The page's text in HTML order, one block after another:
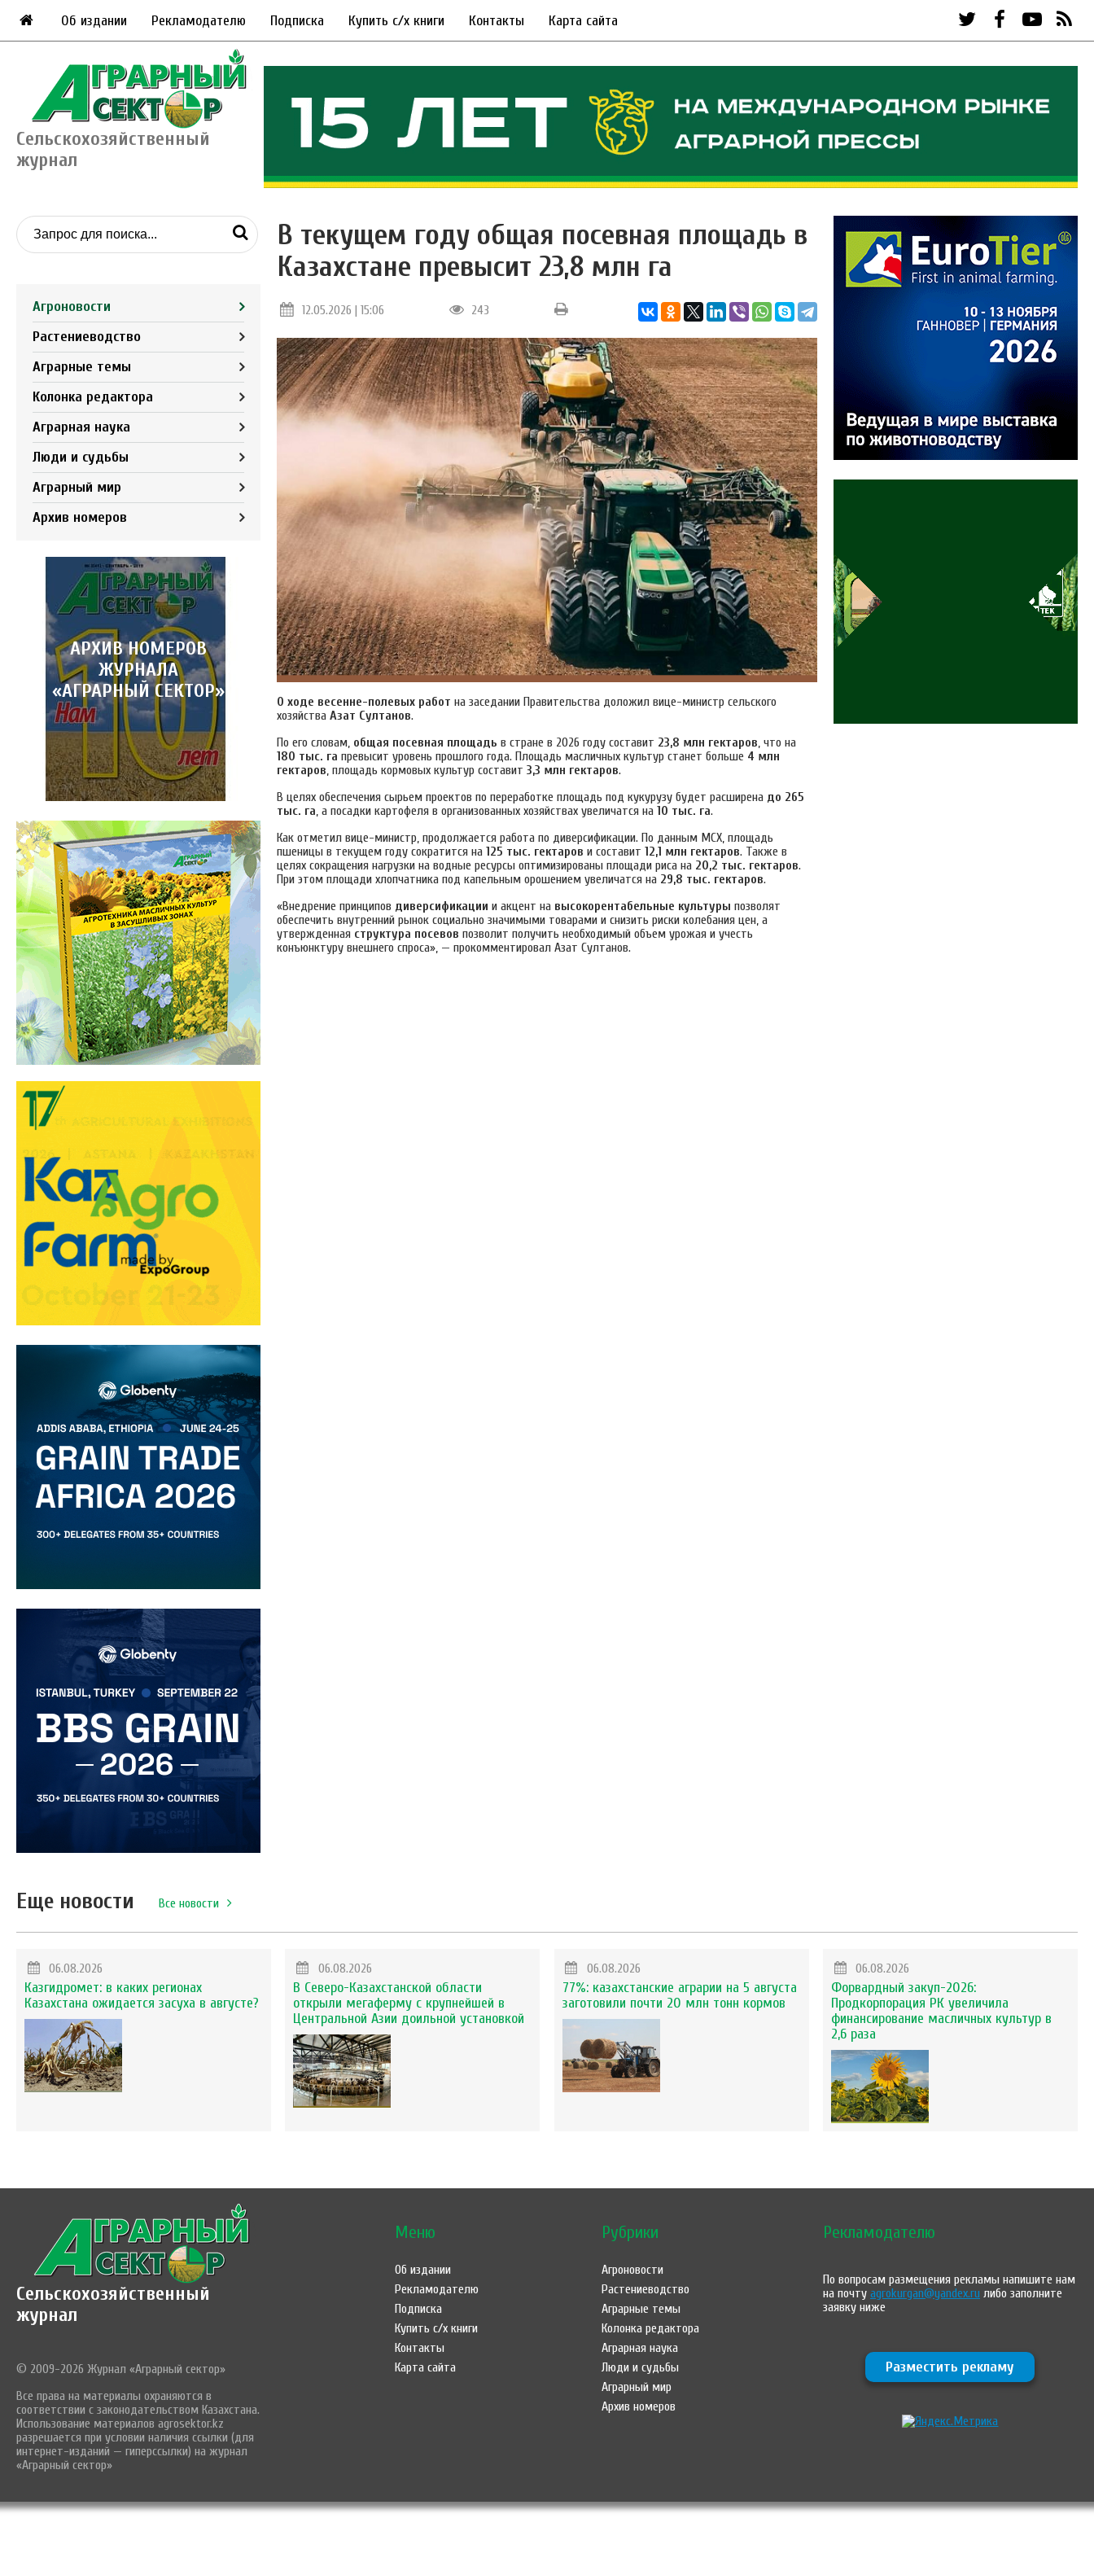
Об издании Рекламодателю Подписка Купить с/х книги Контакты Карта сайта
Сельскохозяйственный
журнал
Агроновости
Растениеводство
Аграрные темы
Колонка редактора
Аграрная наука
Люди и судьбы
Аграрный мир
Архив номеров
АРХИВ НОМЕРОВ
ЖУРНАЛА
«АГРАРНЫЙ СЕКТОР»
В текущем году общая посевная площадь в
Казахстане превысит 23,8 млн га
12.05.2026 | 15:06 243
О ходе весенне-полевых работ на заседании Правительства доложил вице-министр сельского
хозяйства Азат Султанов.
По его словам, общая посевная площадь в стране в 2026 году составит 23,8 млн гектаров, что на
180 тыс. га превысит уровень прошлого года. Площадь масличных культур станет больше 4 млн
гектаров, площадь кормовых культур составит 3,3 млн гектаров.
В целях обеспечения сырьем проектов по переработке площадь под кукурузу будет расширена до 265
тыс. га, а посадки картофеля в организованных хозяйствах увеличатся на 10 тыс. га.
Как отметил вице-министр, продолжается работа по диверсификации. По данным МСХ, площадь
пшеницы в текущем году сократится на 125 тыс. гектаров и составит 12,1 млн гектаров. Также в
целях сокращения нагрузки на водные ресурсы оптимизированы площади риса на 20,2 тыс. гектаров.
При этом площади хлопчатника под капельным орошением увеличатся на 29,8 тыс. гектаров.
«Внедрение принципов диверсификации и акцент на высокорентабельные культуры позволят
обеспечить внутренний рынок социально значимыми товарами и снизить риски колебания цен, а
утвержденная структура посевов позволит получить необходимый объем урожая и учесть
конъюнктуру внешнего спроса», — прокомментировал Азат Султанов.
Еще новости Все новости
06.08.2026
Казгидромет: в каких регионах
Казахстана ожидается засуха в августе?
06.08.2026
В Северо-Казахстанской области
открыли мегаферму с крупнейшей в
Центральной Азии доильной установкой
06.08.2026
77%: казахстанские аграрии на 5 августа
заготовили почти 20 млн тонн кормов
06.08.2026
Форвардный закуп-2026:
Продкорпорация РК увеличила
финансирование масличных культур в
2,6 раза
Сельскохозяйственный
журнал
© 2009-2026 Журнал «Аграрный сектор»
Все права на материалы охраняются в
соответствии с законодательством Казахстана.
Использование материалов agrosektor.kz
разрешается при условии наличия ссылки (для
интернет-изданий — гиперссылки) на журнал
«Аграрный сектор»
Меню
Об издании
Рекламодателю
Подписка
Купить с/х книги
Контакты
Карта сайта
Рубрики
Агроновости
Растениеводство
Аграрные темы
Колонка редактора
Аграрная наука
Люди и судьбы
Аграрный мир
Архив номеров
Рекламодателю
По вопросам размещения рекламы напишите нам
на почтуagrokurgan@yandex.ru либо заполните
заявку ниже
Разместить рекламу